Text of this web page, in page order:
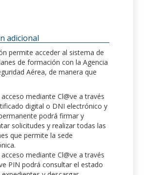
adicional
permite acceder al sistema de
de formación con la Agencia
Aérea, de manera que
mediante Cl@ve a través
digital o DNI electrónico y
podrá firmar y
solicitudes y realizar todas las
que permite la sede
mediante Cl@ve a través
PIN podrá consultar el estado